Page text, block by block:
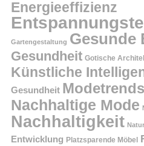
Energieeffizienz
Gartengestaltung Gesunde
Gesundheit Gotische
Künstliche
Gesundheit Modetrends
Nachhaltige Mode
Nachhaltigkeit
Entwicklung Platzsparende Möbel